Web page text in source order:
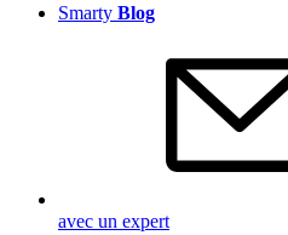
Smarty Blog
avec un expert